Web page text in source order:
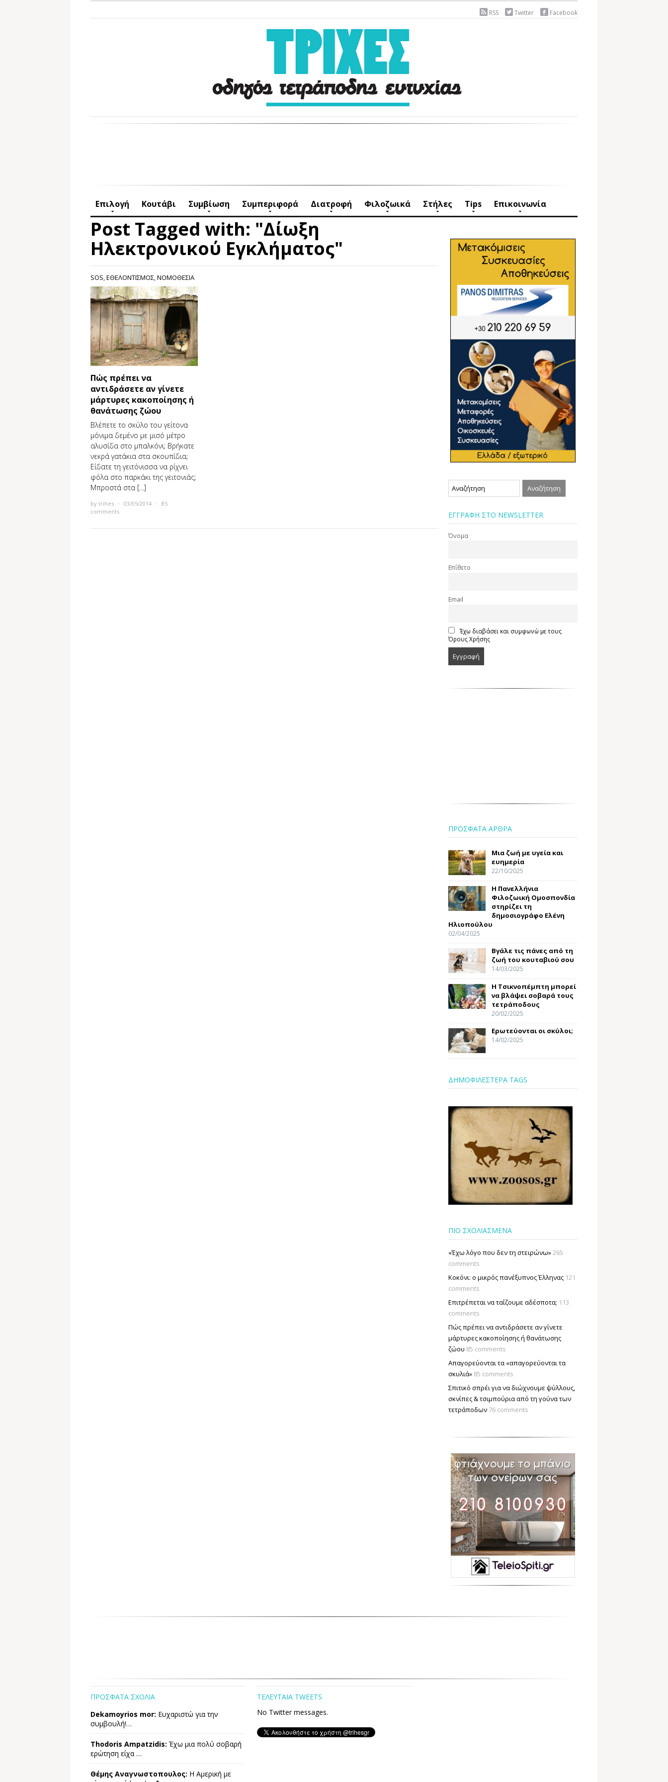
RSS Twitter Facebook
Επιλογή Κουτάβι Συμβίωση Συμπεριφορά Διατροφή Φιλοζωικά Στήλες Tips Επικοινωνία
Post Tagged with: "∆ίωξη
Ηλεκτρονικού Εγκλήματος"
SOS,ΕΘΕΛΟΝΤΙΣΜΟΣ,ΝΟΜΟΘΕΣΙΑ
Πώς πρέπει να
αντιδράσετε αν γίνετε
μάρτυρες κακοποίησης ή
θανάτωσης ζώου
Βλέπετε το σκύλο του γείτονα
μόνιμα δεμένο με μισό μέτρο
αλυσίδα στο μπαλκόνι; Βρήκατε
νεκρά γατάκια στα σκουπίδια;
Είδατε τη γειτόνισσα να ρίχνει
φόλα στο παρκάκι της γειτονιάς;
Μπροστά στα […]
by trihes 03/05/2014
85
comments
ΕΓΓΡΑΦΗ ΣΤΟ NEWSLETTER
Όνομα
Επίθετο
Email
Έχω διαβάσει και συμφωνώ με τους
Όρους Χρήσης
ΠΡΟΣΦΑΤΑ ΑΡΘΡΑ
Μια ζωή με υγεία και
ευημερία
22/10/2025
Η Πανελλήνια
Φιλοζωική Ομοσπονδία
στηρίζει τη
δημοσιογράφο Ελένη
Ηλιοπούλου
02/04/2025
Βγάλε τις πάνες από τη
ζωή του κουταβιού σου
14/03/2025
Η Τσικνοπέμπτη μπορεί
να βλάψει σοβαρά τους
τετράποδους
20/02/2025
Ερωτεύονται οι σκύλοι;
14/02/2025
ΔΗΜΟΦΙΛΕΣΤΕΡΑ TAGS
ΠΙΟ ΣΧΟΛΙΑΣΜΕΝΑ
«Έχω λόγο που δεν τη στειρώνω»265
comments
Κοκόνι: ο μικρός πανέξυπνος Έλληνας 121
comments
Επιτρέπεται να ταΐζουµε αδέσποτα; 113
comments
Πώς πρέπει να αντιδράσετε αν γίνετε
μάρτυρες κακοποίησης ή θανάτωσης
ζώου 85 comments
Απαγορεύονται τα «απαγορεύονται τα
σκυλιά» 85 comments
Σπιτικό σπρέι για να διώχνουμε ψύλλους,
σκνίπες & τσιμπούρια από τη γούνα των
τετράποδων 76 comments
ΠΡΟΣΦΑΤΑ ΣΧΟΛΙΑ
Dekamoyrios mor: Ευχαριστώ για την
συμβουλή!…
Thodoris Ampatzidis: Έχω μια πολύ σοβαρή
ερώτηση είχα …
Θέμης Αναγνωστοπουλος: Η Αμερική με
ΤΕΛΕΥΤΑΙΑ TWEETS
No Twitter messages.